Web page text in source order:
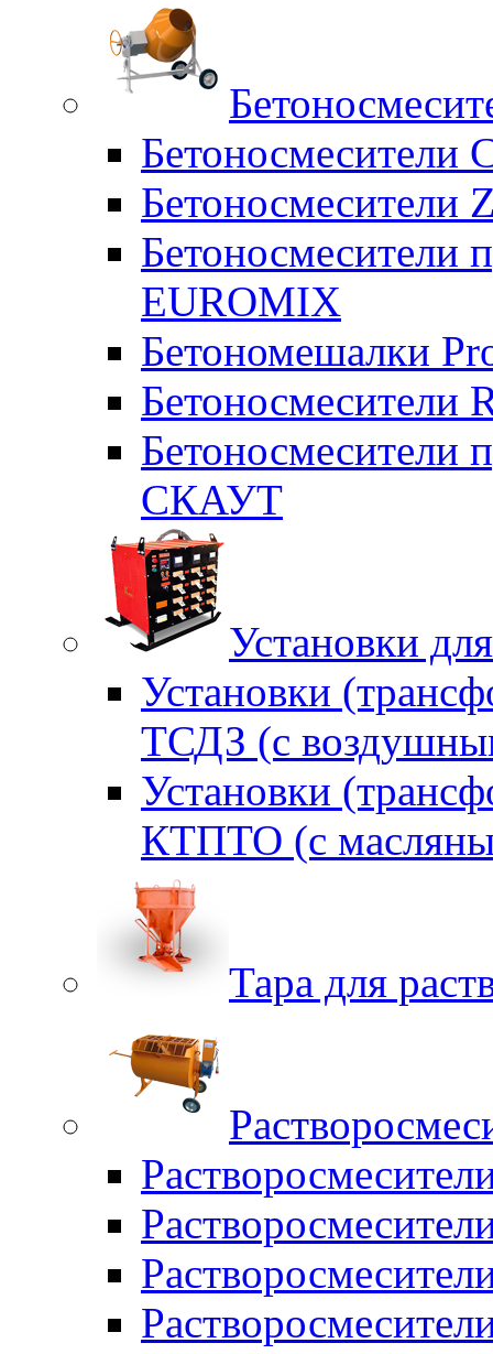
Бетоносмесители
Бетоносмесители
Бетоносмесители
EUROMIX
Бетономешалки
Бетоносмесители
Бетоносмесители
СКАУТ
Установки
Установки
ТСДЗ (c
Установки
КТПТО (c
Тара для